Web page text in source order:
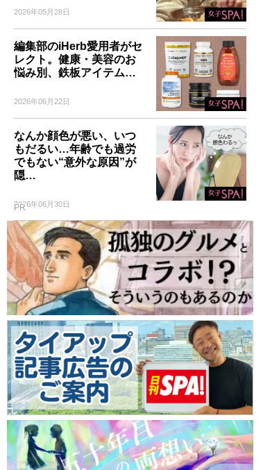
2026年05月28日
編集部のiHerb愛用者がセ
レクト。健康・美容のお
悩み別、鉄板アイテム…
2026年06月22日
なんか顔色が悪い、いつ
もだるい…年齢でも過労
でもない“意外な原因”が
隠…
2026年06月30日
PR